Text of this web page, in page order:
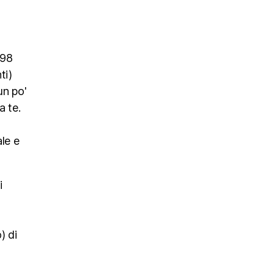
po'
te.
e
di